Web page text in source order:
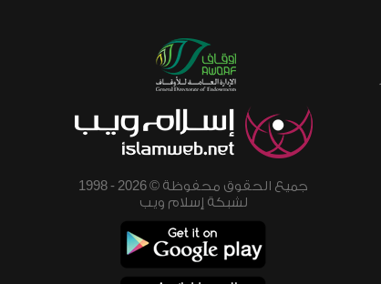
جميع الحقوق محفوظة © 2026 - 1998
لشبكة إسلام ويب